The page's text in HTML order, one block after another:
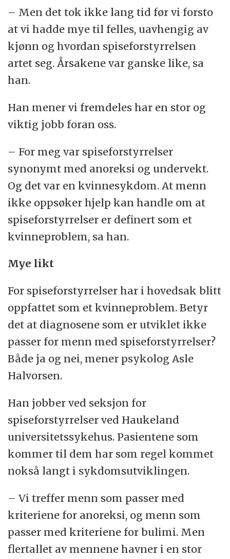
– Men det tok ikke lang tid før vi forsto
at vi hadde mye til felles, uavhengig av
kjønn og hvordan spiseforstyrrelsen
artet seg. Årsakene var ganske like, sa
han.
Han mener vi fremdeles har en stor og
viktig jobb foran oss.
– For meg var spiseforstyrrelser
synonymt med anoreksi og undervekt.
Og det var en kvinnesykdom. At menn
ikke oppsøker hjelp kan handle om at
spiseforstyrrelser er definert som et
kvinneproblem, sa han.
Mye likt
For spiseforstyrrelser har i hovedsak blitt
oppfattet som et kvinneproblem. Betyr
det at diagnosene som er utviklet ikke
passer for menn med spiseforstyrrelser?
Både ja og nei, mener psykolog Asle
Halvorsen.
Han jobber ved seksjon for
spiseforstyrrelser ved Haukeland
universitetssykehus. Pasientene som
kommer til dem har som regel kommet
nokså langt i sykdomsutviklingen.
– Vi treffer menn som passer med
kriteriene for anoreksi, og menn som
passer med kriteriene for bulimi. Men
flertallet av mennene havner i en stor